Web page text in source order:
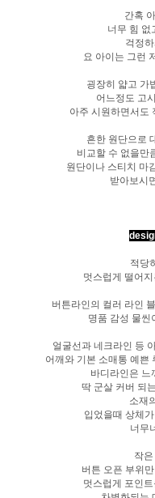
간혹
너무 힘 없
걱정
요 아이는 그런
굉장히 얇고 가
어느정도 고
아주 시원하면서도
흔한 원단으로
비교할 수 없을만
원단이나 스티치 마
받아보시
적당
멋스럽게 떨어
버튼라인의 컬러 라인
명품 감성 물씬
얼굴선과 네크라인 등
어깨와 기본 소매통 예쁜
바디라인은 느
딱 군살 커버 되
소재
입었을때 상체
너무
작
버튼 오픈 부위
멋스럽게 포인